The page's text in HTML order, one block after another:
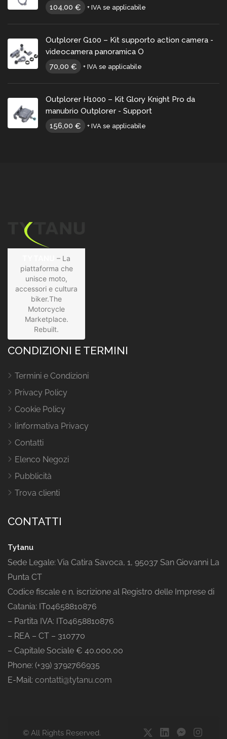
104,00 € + IVA se applicabile
Outplorer G100 – Kit supporto action camera -
videocamera panoramica O
70,00 € + IVA se applicabile
Outplorer H1000 – Kit Glory Knight Pro da
manubrio Outplorer - Support
156,00 € + IVA se applicabile
– La
piattaforma che
unisce moto,
accessori e cultura
biker.The
Motorcycle
Marketplace.
Rebuilt.
CONDIZIONI E TERMINI
Termini e Condizioni
Privacy Policy
Cookie Policy
Iinformativa Privacy
Contatti
Elenco Negozi
Pubblicità
Trova clienti
CONTATTI
Tytanu
Sede Legale: Via Catira Savoca, 1, 95037 San Giovanni La
Punta CT
Codice fiscale e n. iscrizione al Registro delle Imprese di
Catania: IT04658810876
– Partita IVA: IT04658810876
– REA – CT – 310770
– Capitale Sociale € 40.000,00
Phone: (+39) 3792766935
E-Mail: contatti@tytanu.com
© All Rights Reserved.